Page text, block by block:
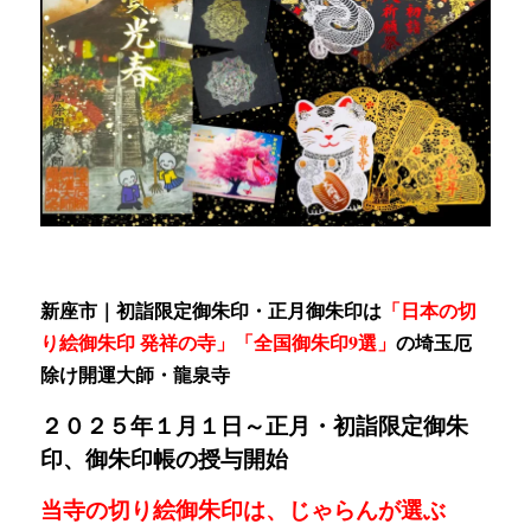
新座市｜初詣限定御朱印・正月御朱印は 「日本の切
り絵御朱印 発祥の寺」「全国御朱印9選」の埼玉厄
除け開運大師・龍泉寺
２０２５年１月１日～正月・初詣限定御朱
印、御朱印帳の授与開始
当寺の切り絵御朱印は、じゃらんが選ぶ